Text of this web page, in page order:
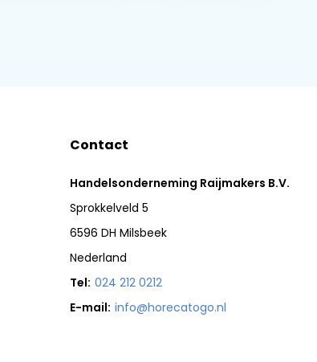
Contact
Handelsonderneming Raijmakers B.V.
Sprokkelveld 5
6596 DH Milsbeek
Nederland
Tel: 024 212 0212
E-mail: info@horecatogo.nl